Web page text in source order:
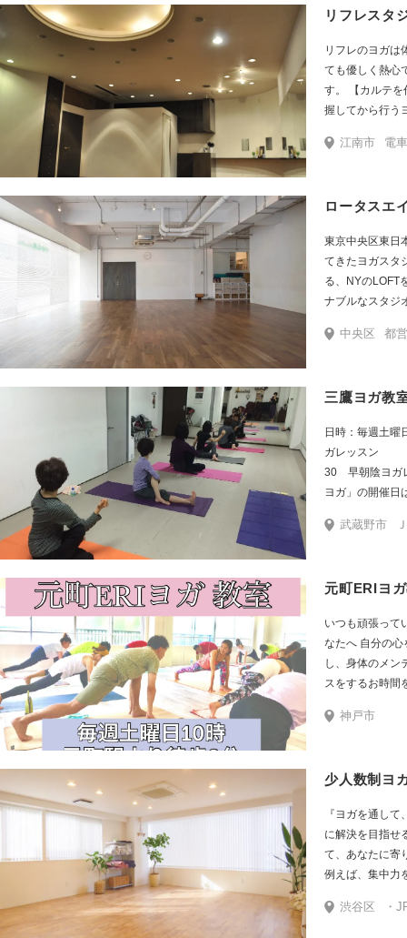
ら 伊藤繭美 札幌市中央区北6条西27丁目1-35
り徒歩6分 ●５号線沿い ●円山整形外科 向かい ●ロイヤルホスト 斜
め向か
っています。国
す。
リフレスタ
リフレのヨガは
ても優しく熱心
す。 【カルテ
握してから行う
ヒーリング音楽
江南市 電車：名
ロータスエ
東京中央区東日
てきたヨガスタジオ。 問屋街のリノベーショ
る、NYのLOFT
ナブルなスタジ
中央区 都営浅草線 東日
三鷹ヨガ教
日時：毎週土
ガレッスン 月１土曜日7：30～8：
30 早朝陰ヨ
ヨガ」の開催日は
謝会員（月8,000
て、スタジオへお越
動かして怪我
未経験者＆初心
るヨガ教室にな
武蔵野市
元町ERIヨ
いつも頑張って
なたへ 自分の心
し、身体のメン
スをするお時間
を健康にし 心身
が豊かになりま
ては、 毎週初め
ての方がいらっ
初心者様からヨ
生まで いらっし
アットホームな
神戸市
少人数制ヨ
『ヨガを通し
に解決を目指せ
て、あなたに寄
例えば、集中力
脂肪燃焼を目的
渋谷区 ・JR